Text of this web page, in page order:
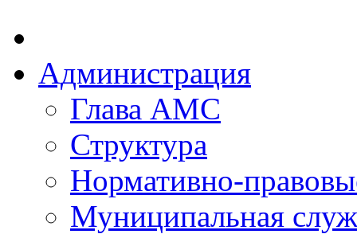
Администрация
Глава АМС
Структура
Нормативно-
Муниципальная